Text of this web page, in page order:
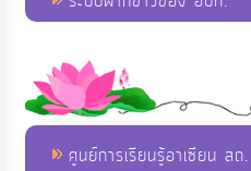
ศูนย์การเรียนรู้อาเซียน สถ.